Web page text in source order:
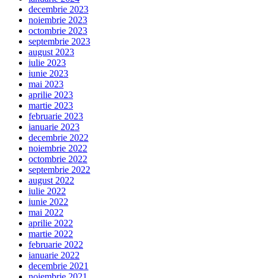
decembrie 2023
noiembrie 2023
octombrie 2023
septembrie 2023
august 2023
iulie 2023
iunie 2023
mai 2023
aprilie 2023
martie 2023
februarie 2023
ianuarie 2023
decembrie 2022
noiembrie 2022
octombrie 2022
septembrie 2022
august 2022
iulie 2022
iunie 2022
mai 2022
aprilie 2022
martie 2022
februarie 2022
ianuarie 2022
decembrie 2021